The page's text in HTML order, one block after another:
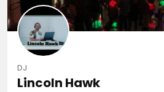
DJ
Lincoln Hawk